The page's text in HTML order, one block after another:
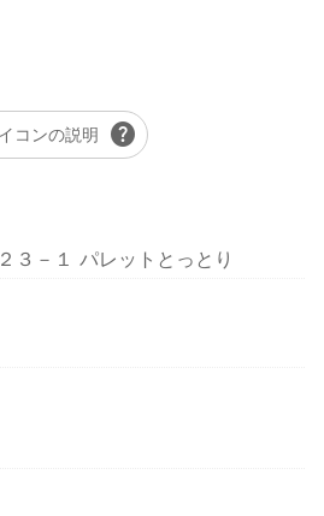
コンの説明 help
３－１ パレットとっとり